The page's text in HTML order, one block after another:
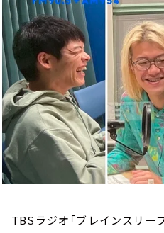
会社情報
TBSラジオ「ブレインスリ